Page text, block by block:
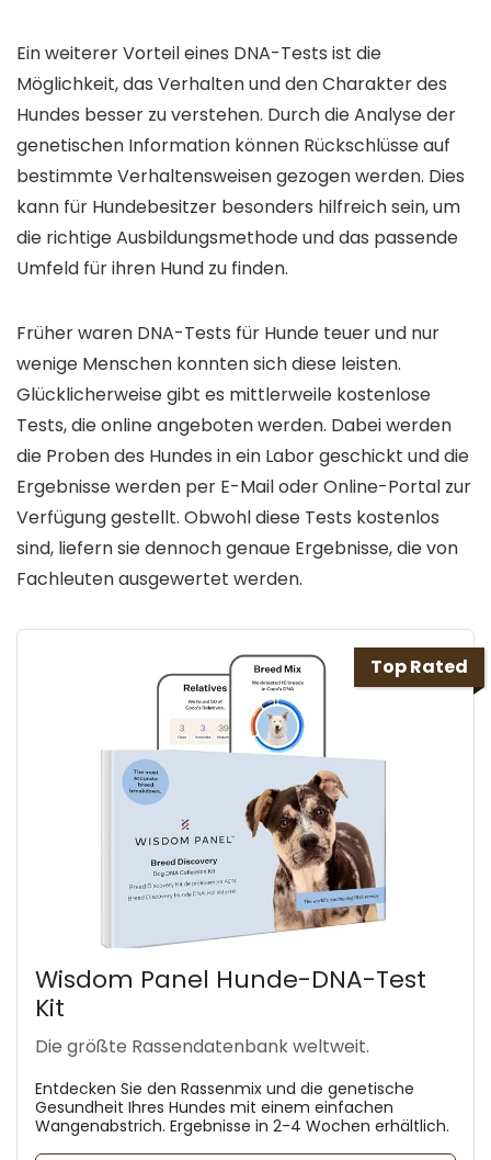
Ein weiterer Vorteil eines DNA-Tests ist die
Möglichkeit, das Verhalten und den Charakter des
Hundes besser zu verstehen. Durch die Analyse der
genetischen Information können Rückschlüsse auf
bestimmte Verhaltensweisen gezogen werden. Dies
kann für Hundebesitzer besonders hilfreich sein, um
die richtige Ausbildungsmethode und das passende
Umfeld für ihren Hund zu finden.
Früher waren DNA-Tests für Hunde teuer und nur
wenige Menschen konnten sich diese leisten.
Glücklicherweise gibt es mittlerweile kostenlose
Tests, die online angeboten werden. Dabei werden
die Proben des Hundes in ein Labor geschickt und die
Ergebnisse werden per E-Mail oder Online-Portal zur
Verfügung gestellt. Obwohl diese Tests kostenlos
sind, liefern sie dennoch genaue Ergebnisse, die von
Fachleuten ausgewertet werden.
Top Rated
Wisdom Panel Hunde-DNA-Test
Kit
Die größte Rassendatenbank weltweit.
Entdecken Sie den Rassenmix und die genetische
Gesundheit Ihres Hundes mit einem einfachen
Wangenabstrich. Ergebnisse in 2-4 Wochen erhältlich.